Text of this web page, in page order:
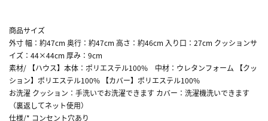
商品サイズ
外寸 幅：約47cm 奥行：約47cm 高さ：約46cm 入り口：27cm クッションサ
イズ：44×44cm 厚み：9cm
素材/ 【ハウス】本体：ポリエステル100% 中材：ウレタンフォーム 【クッ
ション】ポリエステル100% 【カバー】ポリエステル100%
お洗濯 クッション：手洗いでお洗濯できます カバー：洗濯機洗いできます
（裏返してネット使用）
仕様/* コンセント穴あり